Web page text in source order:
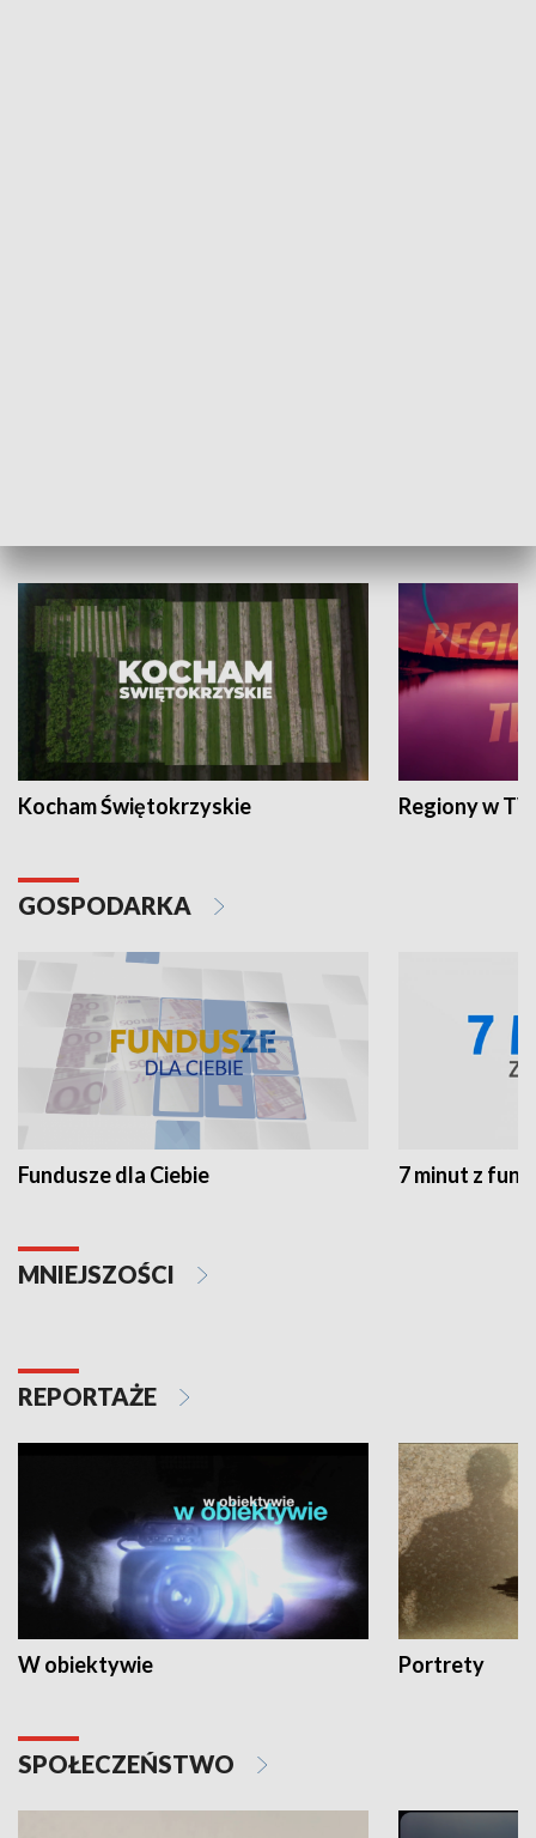
Kocham Świętokrzyskie Regiony w
GOSPODARKA
Fundusze dla Ciebie 7 minut z
MNIEJSZOŚCI
REPORTAŻE
W obiektywie Portrety
SPOŁECZEŃSTWO